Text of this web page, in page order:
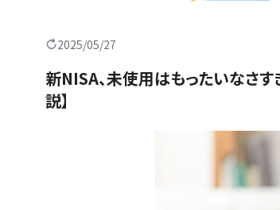
2025/05/27
新NISA、未使用はもったいなさ
説】